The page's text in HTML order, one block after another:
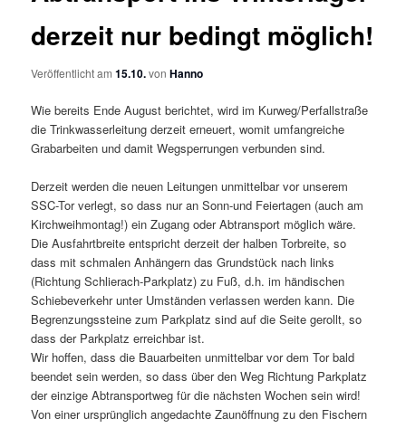
derzeit nur bedingt möglich!
Veröffentlicht am15.10.vonHanno
Wie bereits Ende August berichtet, wird im Kurweg/Perfallstraße
die Trinkwasserleitung derzeit erneuert, womit umfangreiche
Grabarbeiten und damit Wegsperrungen verbunden sind.
Derzeit werden die neuen Leitungen unmittelbar vor unserem
SSC-Tor verlegt, so dass nur an Sonn-und Feiertagen (auch am
Kirchweihmontag!) ein Zugang oder Abtransport möglich wäre.
Die Ausfahrtbreite entspricht derzeit der halben Torbreite, so
dass mit schmalen Anhängern das Grundstück nach links
(Richtung Schlierach-Parkplatz) zu Fuß, d.h. im händischen
Schiebeverkehr unter Umständen verlassen werden kann. Die
Begrenzungssteine zum Parkplatz sind auf die Seite gerollt, so
dass der Parkplatz erreichbar ist.
Wir hoffen, dass die Bauarbeiten unmittelbar vor dem Tor bald
beendet sein werden, so dass über den Weg Richtung Parkplatz
der einzige Abtransportweg für die nächsten Wochen sein wird!
Von einer ursprünglich angedachte Zaunöffnung zu den Fischern